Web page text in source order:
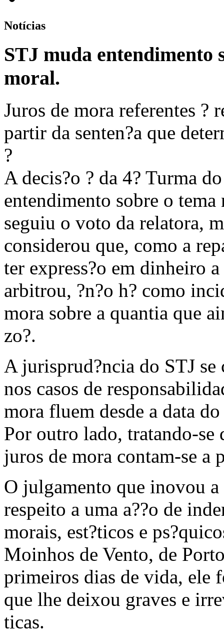
Notícias
STJ muda entendimento
moral.
Juros de mora referentes ?
partir da senten?a que
?
A decis?o ? da 4? Turma
entendimento sobre o
seguiu o voto da relatora,
considerou que, como a
ter express?o em dinheiro
arbitrou, ?n?o h? como
mora sobre a quantia que
zo?.
A jurisprud?ncia do STJ
nos casos de
mora fluem desde a data
Por outro lado, tratando-se
juros de mora contam-se a
O julgamento que inovou
respeito a uma a??o de
morais, est?ticos e
Moinhos de Vento, de
primeiros dias de vida, ele
que lhe deixou graves e
ticas.